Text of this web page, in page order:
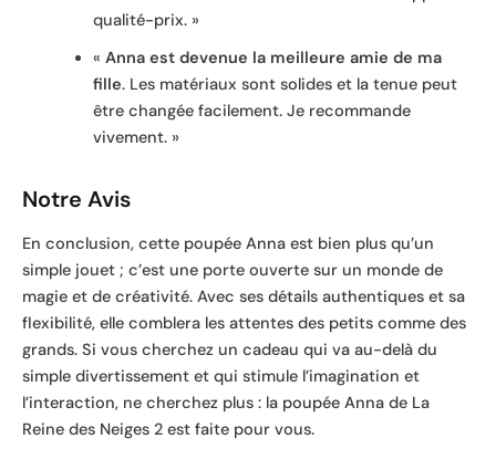
qualité-prix. »
« Anna est devenue la meilleure amie de ma
fille. Les matériaux sont solides et la tenue peut
être changée facilement. Je recommande
vivement. »
Notre Avis
En conclusion, cette poupée Anna est bien plus qu’un
simple jouet ; c’est une porte ouverte sur un monde de
magie et de créativité. Avec ses détails authentiques et sa
flexibilité, elle comblera les attentes des petits comme des
grands. Si vous cherchez un cadeau qui va au-delà du
simple divertissement et qui stimule l’imagination et
l’interaction, ne cherchez plus : la poupée Anna de La
Reine des Neiges 2 est faite pour vous.